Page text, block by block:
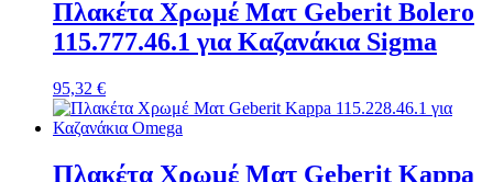
Πλακέτα Χρωμέ Ματ Geberit Bolero
115.777.46.1 για Καζανάκια Sigma
95,32 €
Πλακέτα Χρωμέ Ματ Geberit Kappa